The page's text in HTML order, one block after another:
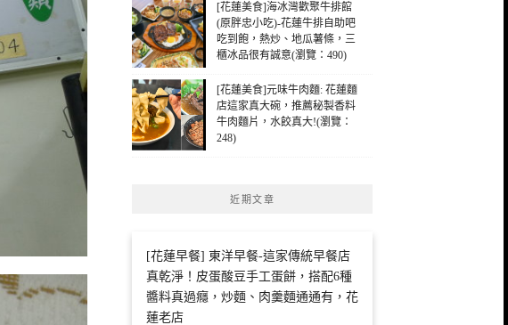
[花蓮美食]海冰灣歡聚牛排館
(原胖忠小吃)-花蓮牛排自助吧
吃到飽，熱炒、地瓜薯條，三
櫃冰品很有誠意(瀏覽：490)
[花蓮美食]元味牛肉麵: 花蓮麵
店這家真大碗，推薦秘製香料
牛肉麵片，水餃真大!(瀏覽：
248)
近期文章
[花蓮早餐] 東洋早餐-這家傳統早餐店
真乾淨！皮蛋酸豆手工蛋餅，搭配6種
醬料真過癮，炒麵、肉羹麵通通有，花
蓮老店